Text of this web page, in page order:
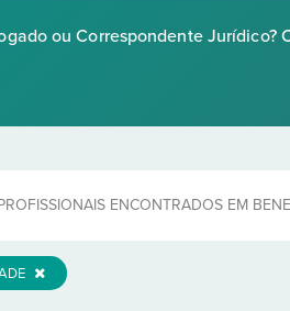
ou Correspondente Jurídico?
ENCONTRADOS EM